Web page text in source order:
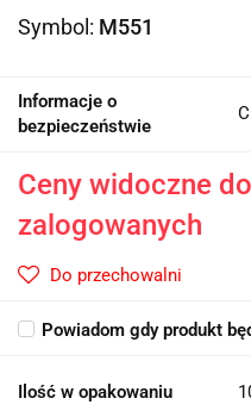
Symbol: M551
Informacje o
bezpieczeństwie
Ceny widoczne
zalogowanych
Do przechowalni
Powiadom gdy produkt
Ilość w opakowaniu